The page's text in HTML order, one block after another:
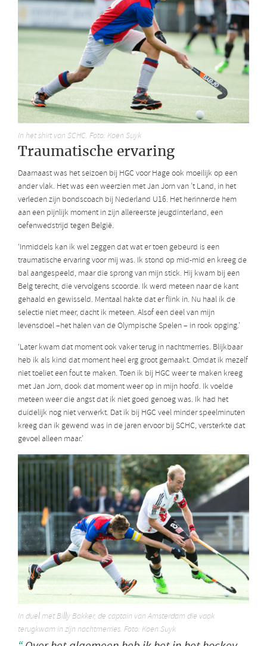
In het shirt van SCHC. Foto: Koen Suyk
Traumatische ervaring
Daarnaast was het seizoen bij HGC voor Hage ook moeilijk op een
ander vlak. Het was een weerzien met Jan Jorn van ’t Land, in het
verleden zijn bondscoach bij Nederland U16. Het herinnerde hem
aan een pijnlijk moment in zijn allereerste jeugdinterland, een
oefenwedstrijd tegen België.
‘Inmiddels kan ik wel zeggen dat wat er toen gebeurd is een
traumatische ervaring voor mij was. Ik stond op mid-mid en kreeg de
bal aangespeeld, maar die sprong van mijn stick. Hij kwam bij een
Belg terecht, die vervolgens scoorde. Ik werd meteen naar de kant
gehaald en gewisseld. Mentaal hakte dat er flink in. Nu haal ik de
selectie niet meer, dacht ik meteen. Alsof een deel van mijn
levensdoel –het halen van de Olympische Spelen – in rook opging.’
‘Later kwam dat moment ook vaker terug in nachtmerries. Blijkbaar
heb ik als kind dat moment heel erg groot gemaakt. Omdat ik mezelf
niet toeliet een fout te maken. Toen ik bij HGC weer te maken kreeg
met Jan Jorn, dook dat moment weer op in mijn hoofd. Ik voelde
meteen weer die angst dat ik niet goed genoeg was. Ik had het
duidelijk nog niet verwerkt. Dat ik bij HGC veel minder speelminuten
kreeg dan ik gewend was in de jaren ervoor bij SCHC, versterkte dat
gevoel alleen maar.’
In duel met Billy Bakker, de captain van Amsterdam die vaak
terugkwam in zijn nachtmerries. Foto: Koen Suyk